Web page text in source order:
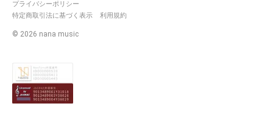
プライバシーポリシー
特定商取引法に基づく表示
利用規約
© 2026 nana music